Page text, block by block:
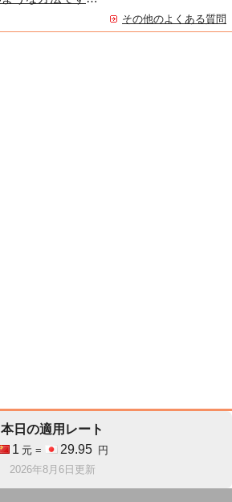
その他のよくある質問
本日の適用レート
1 元 = 29.95
円
2026年8月6日更新